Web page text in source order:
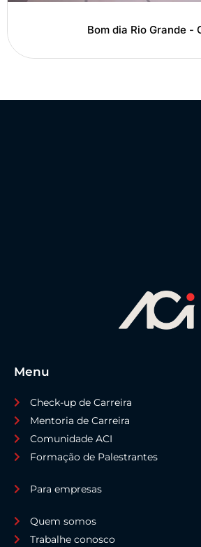
Bom dia Rio Grande -
Menu
Check-up de Carreira
Mentoria de Carreira
Comunidade ACI
Formação de Palestrantes
Para empresas
Quem somos
Trabalhe conosco